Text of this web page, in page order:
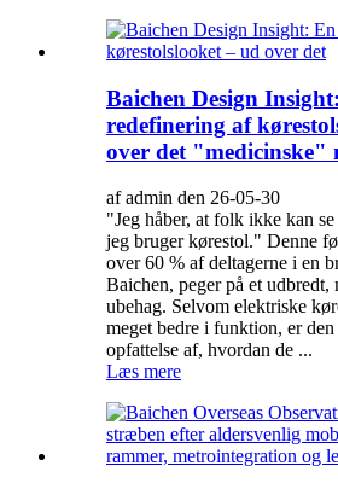
Baichen Design
redefinering af
over det "medicinske"
af admin den 26-05-30
"Jeg håber, at folk ikke kan
jeg bruger kørestol." Denne
over 60 % af deltagerne i en
Baichen, peger på et udbredt,
ubehag. Selvom elektriske
meget bedre i funktion, er
opfattelse af, hvordan de ...
Læs mere